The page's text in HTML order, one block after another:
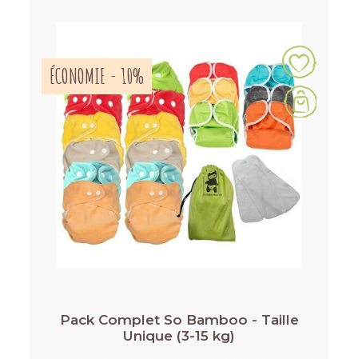
ÉCONOMIE - 10%
Pack Complet So Bamboo - Taille
Unique (3-15 kg)